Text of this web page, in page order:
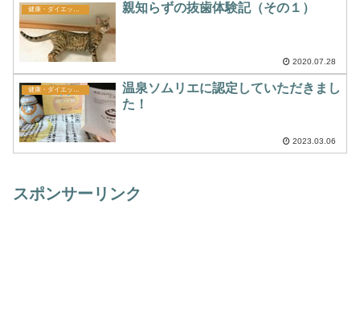
健康・ダイエット・メンタル 親知らずの抜歯体験記（その１）
2020.07.28
温泉ソムリエに認定していただきまし
た！
2023.03.06
スポンサーリンク